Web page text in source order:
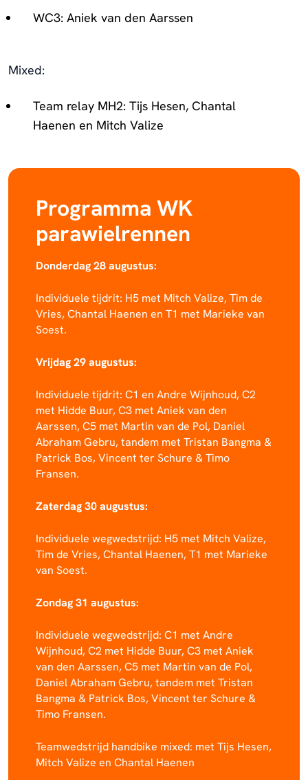
WC3: Aniek van den Aarssen
Mixed:
Team relay MH2: Tijs Hesen, Chantal
Haenen en Mitch Valize
Programma WK
parawielrennen
Donderdag 28 augustus:
Individuele tijdrit: H5 met Mitch Valize, Tim de
Vries, Chantal Haenen en T1 met Marieke van
Soest.
Vrijdag 29 augustus:
Individuele tijdrit: C1 en Andre Wijnhoud, C2
met Hidde Buur, C3 met Aniek van den
Aarssen, C5 met Martin van de Pol, Daniel
Abraham Gebru, tandem met Tristan Bangma &
Patrick Bos, Vincent ter Schure & Timo
Fransen.
Zaterdag 30 augustus:
Individuele wegwedstrijd: H5 met Mitch Valize,
Tim de Vries, Chantal Haenen, T1 met Marieke
van Soest.
Zondag 31 augustus:
Individuele wegwedstrijd: C1 met Andre
Wijnhoud, C2 met Hidde Buur, C3 met Aniek
van den Aarssen, C5 met Martin van de Pol,
Daniel Abraham Gebru, tandem met Tristan
Bangma & Patrick Bos, Vincent ter Schure &
Timo Fransen.
Teamwedstrijd handbike mixed: met Tijs Hesen,
Mitch Valize en Chantal Haenen